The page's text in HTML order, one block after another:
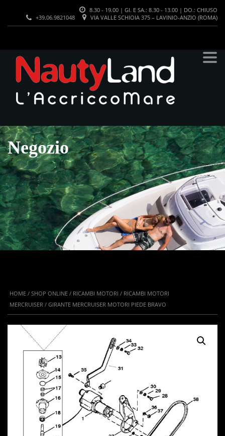
8.30 - 19.00 | GI. E SA.: 8.30 - 13.00 | DO.: CHIUSO
VIA VALLE SCHIOIA 375 – LAVINIO-ANZIO (ROMA)
+39.06.9821048
Negozio
HOME / SHOP ONLINE / RICAMBI MOTORI / RICAMBI MOTORI
MERCRUISER / GIRANTE MERCRUISER MOTORI PIEDE BRAVO
IN OFFERTA!